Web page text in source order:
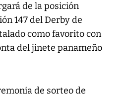
de la posición
147 del Derby de
como favorito con
del jinete panameño
de sorteo de